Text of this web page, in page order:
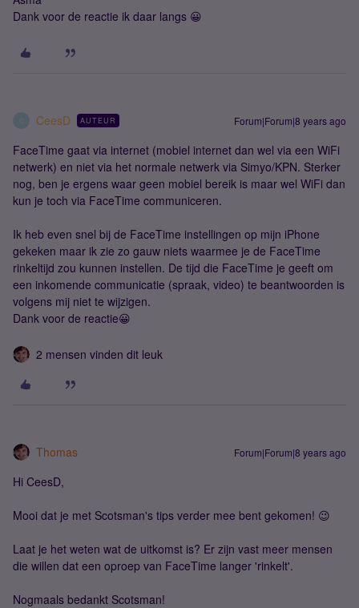
Dank voor de reactie ik daar langs 😀
CeesD AUTEUR Forum|Forum|8 years ago
FaceTime gaat via internet (mobiel internet dan wel via een WiFi
netwerk) en niet via het normale netwerk via Simyo/KPN. Sterker
nog, ben je ergens waar geen mobiel bereik is maar wel WiFi dan
kun je toch via FaceTime communiceren.
Ik heb even snel bij de FaceTime instellingen op mijn iPhone
gekeken maar ik zie zo gauw niets waarmee je de FaceTime
rinkeltijd zou kunnen instellen. De tijd die FaceTime je geeft om
een inkomende communicatie (spraak, video) te beantwoorden is
volgens mij niet te wijzigen.
Dank voor de reactie😀
2 mensen vinden dit leuk
Thomas Forum|Forum|8 years ago
Hi CeesD,
Mooi dat je met Scotsman's tips verder mee bent gekomen! 😉
Laat je het weten wat de uitkomst is? Er zijn vast meer mensen
die willen dat een oproep van FaceTime langer 'rinkelt'.
Nogmaals bedankt Scotsman!